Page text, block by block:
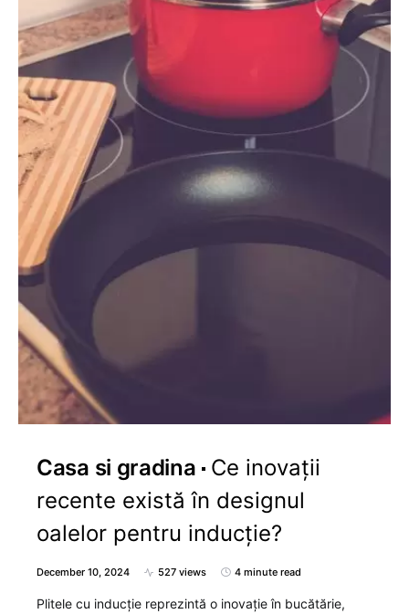
Casa si gradina
Ce inovații
recente există în designul
oalelor pentru inducție?
December 10, 2024 527 views 4 minute read
Plitele cu inducție reprezintă o inovație în bucătărie,